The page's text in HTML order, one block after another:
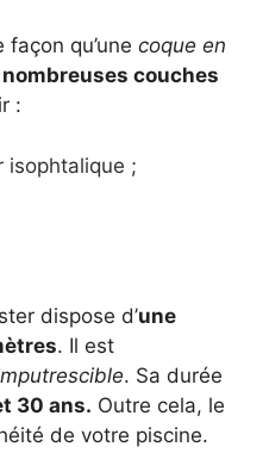
qu’une coque en
nombreuses couches
:
isophtalique ;
dispose d’une
. Il est
. Sa durée
30 ans. Outre cela, le
de votre piscine.